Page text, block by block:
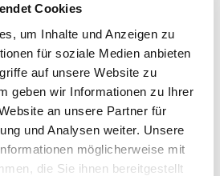
Cookies
um Inhalte und Anzeigen zu
für soziale Medien anbieten
auf unsere Website zu
geben wir Informationen zu Ihrer
an unsere Partner für
und Analysen weiter. Unsere
möglicherweise mit
die Sie ihnen bereitgestellt